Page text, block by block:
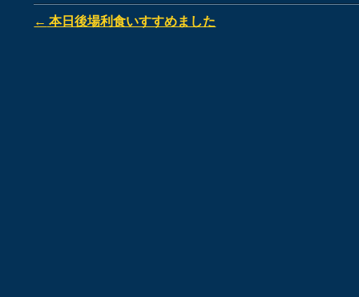
Post navigation
← 本日後場利食いすすめました